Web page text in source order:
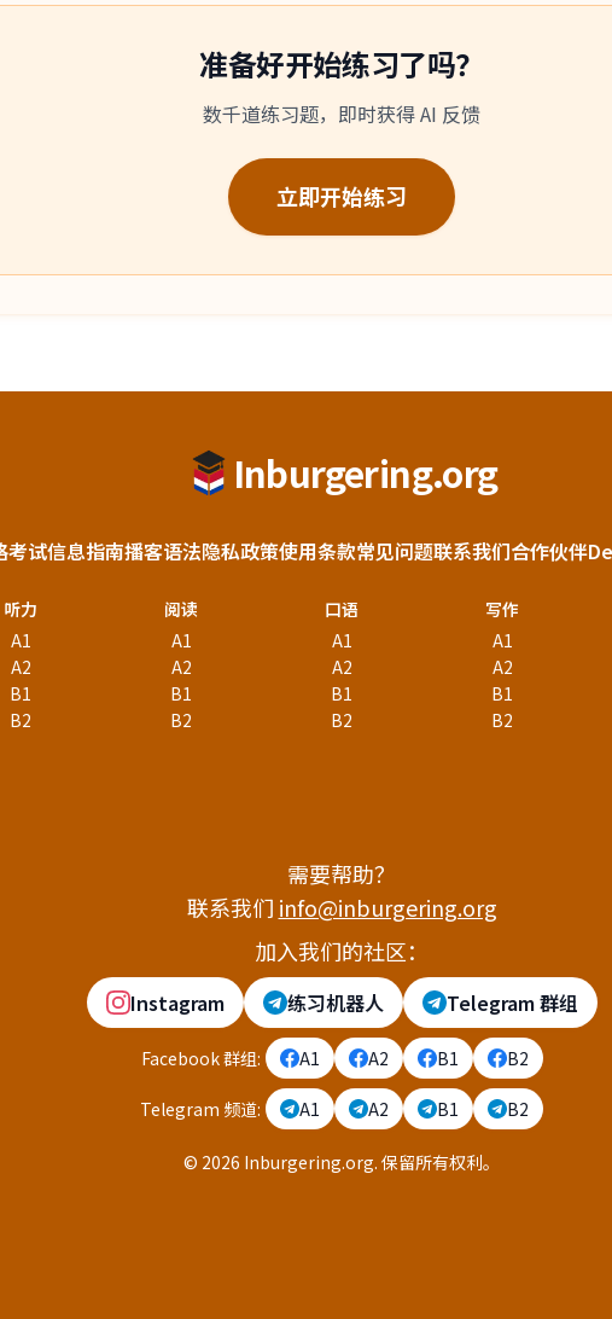
准备好开始练习了吗？
数千道练习题，即时获得 AI 反馈
立即开始练习
Inburgering.org
考试信息指南播客语法隐私政策使用条款常见问题联系我们合作伙伴
听力
A1
A2
B1
B2
阅读
A1
A2
B1
B2
口语
A1
A2
B1
B2
写作
A1
A2
B1
B2
需要帮助？
联系我们 info@inburgering.org
加入我们的社区：
Instagram 练习机器人 Telegram 群组
Facebook 群组: A1 A2 B1 B2
Telegram 频道: A1 A2 B1 B2
© 2026 Inburgering.org. 保留所有权利。